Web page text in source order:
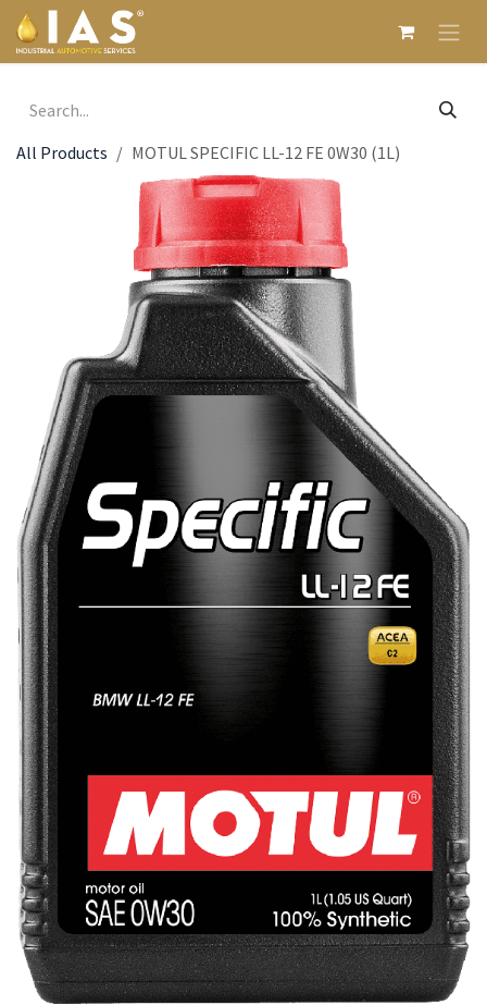
Skip to Content
All Products MOTUL SPECIFIC LL-12 FE 0W30 (1L)